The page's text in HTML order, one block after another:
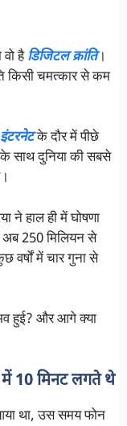
हैडिजिटल क्रांति।
किसी चमत्कार से कम
इंटरनेटके दौर में पीछे
साथ दुनिया की सबसे
ने हाल ही में घोषणा
अब 250 मिलियन से
में चार गुना से
हुई? और आगे क्या
10 मिनट लगते थे
था, उस समय फोन